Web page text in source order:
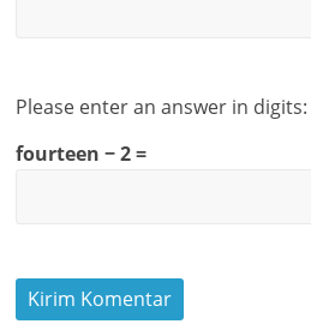
Please enter an answer in digits:
fourteen − 2 =